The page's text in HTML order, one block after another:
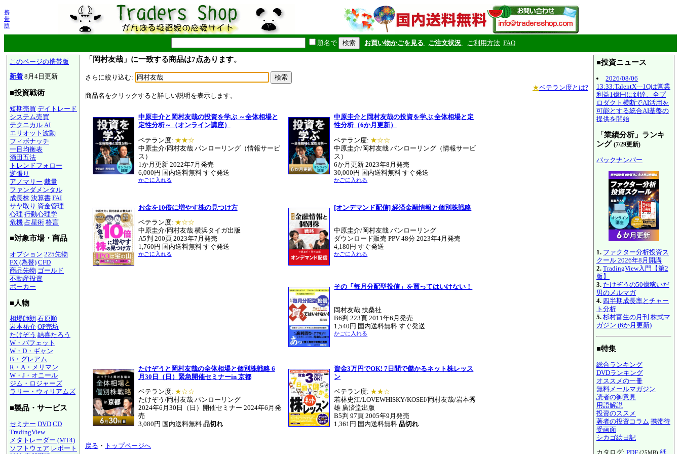
携
帯
版
題名で お買い物かごを見る ご注文状況 ご利用方法 FAQ
このページの携帯版
新着 8月4日更新
■投資戦術
短期売買 デイトレード
システム売買
テクニカル AI
エリオット波動
フィボナッチ
一目均衡表
酒田五法
トレンドフォロー
逆張り
アノマリー 裁量
ファンダメンタル
成長株 決算書 FAI
サヤ取り 資金管理
心理 行動心理学
危機 占星術 格言
■対象市場・商品
オプション 225先物
FX (為替) CFD
商品先物 ゴールド
不動産投資
ポーカー
■人物
相場師朗 石原順
岩本祐介 OP売坊
たけぞう 結喜たろう
W・バフェット
W・D・ギャン
B・グレアム
R・A・メリマン
W・J・オニール
ジム・ロジャーズ
ラリー・ウィリアムズ
■製品・サービス
セミナー DVD CD
TradingView
メタトレーダー (MT4)
ソフトウェア レポート
「岡村友哉」に一致する商品は7点あります。
さらに絞り込む:
★ベテラン度とは?
商品名をクリックすると詳しい説明を表示します。
中原圭介と岡村友哉の投資を学ぶ ～全体相場と
定性分析～（オンライン講座）
ベテラン度: ★★☆
中原圭介/岡村友哉 パンローリング（情報サービ
ス）
1か月更新 2022年7月発売
6,000円 国内送料無料 すぐ発送
かごに入れる
中原圭介と岡村友哉の投資を学ぶ 全体相場と定
性分析（6か月更新）
ベテラン度: ★☆☆
中原圭介/岡村友哉 パンローリング（情報サービ
ス）
6か月更新 2023年8月発売
30,000円 国内送料無料 すぐ発送
かごに入れる
お金を10倍に増やす株の見つけ方
ベテラン度: ★☆☆
中原圭介/岡村友哉 横浜タイガ出版
A5判 200頁 2023年7月発売
1,760円 国内送料無料 すぐ発送
かごに入れる
[オンデマンド配信] 経済金融情報と個別株戦略
中原圭介/岡村友哉 パンローリング
ダウンロード販売 PPV 48分 2023年4月発売
4,180円 すぐ発送
かごに入れる
その「毎月分配型投信」を買ってはいけない！
岡村友哉 扶桑社
B6判 223頁 2011年6月発売
1,540円 国内送料無料 すぐ発送
かごに入れる
たけぞうと岡村友哉の全体相場と個別株戦略 6
月30日（日）緊急開催セミナーin 京都
ベテラン度: ★☆☆
たけぞう/岡村友哉 パンローリング
2024年6月30日（日）開催セミナー 2024年6月発
売
3,080円 国内送料無料 品切れ
資金3万円でOK! 7日間で儲かるネット株レッス
ン
ベテラン度: ★★☆
若林史江/LOVEWHISKY/KOSEI/岡村友哉/岩本秀
雄 廣済堂出版
B5判 97頁 2005年9月発売
1,361円 国内送料無料品切れ
戻る ・ トップページへ
■投資ニュース
2026/08/06
13:33:TalentX---1Qは営業
利益1億円に到達、全プ
ロダクト横断でAI活用を
可能とする統合AI基盤の
提供を開始
「業績分析」ランキ
ング (7/29更新)
バックナンバー
1. ファクター分析投資ス
クール 2026年8月開講
2. TradingView入門【第2
版】
3. たけぞうの50億稼いだ
男のメルマガ
4. 四半期成長率とチャー
ト分析
5. 杉村富生の月刊 株式マ
ガジン (6か月更新)
■特集
総合ランキング
DVDランキング
オススメの一冊
無料メールマガジン
読者の御意見
用語解説
投資のススメ
著者の投資コラム 携帯待
受画面
シカゴ絵日記
カタログ: PDF (25MB) 紙